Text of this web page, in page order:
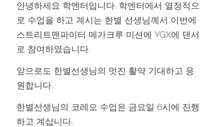
안녕하세요 학엔터입니다. 학엔터에서 열정적으
로 수업을 하고 계시는 한별 선생님꼐서 이번에
스트리트맨파이터 메가크루 미션에 YGX에 댄서
로 참여하였습니다.
앞으로도 한별선생님의 멋진 활약 기대하고 응
원합니다.
한별선생님의 코레오 수업은 금요일 6시에 진행
하고 계십니다.